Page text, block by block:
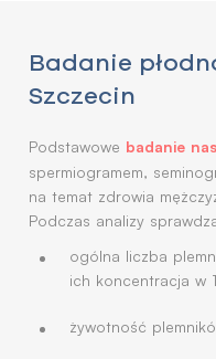
Badanie
Szczecin
Podstawowe badanie
spermiogramem,
na temat zdrowia
Podczas analizy
ogólna liczba
ich koncentracja w
żywotność